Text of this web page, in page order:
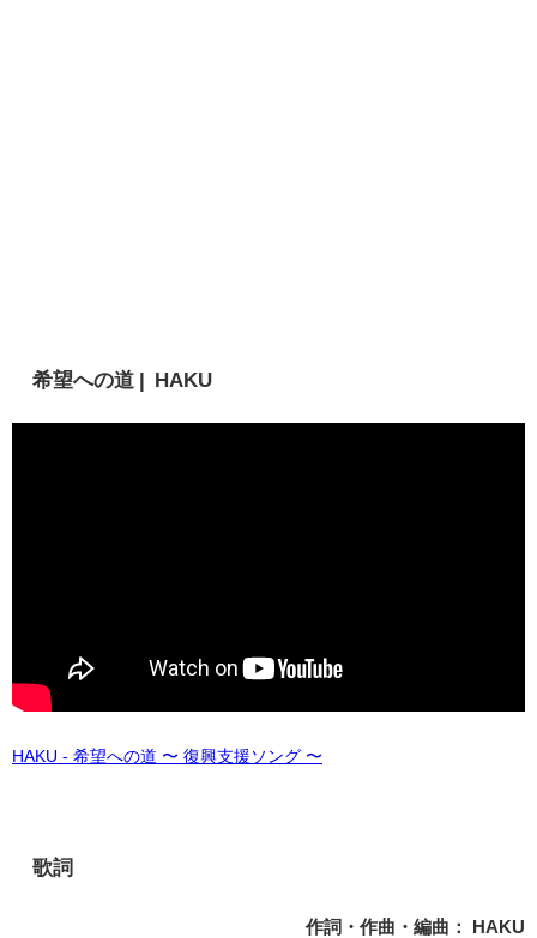
希望への道 | HAKU
HAKU - 希望への道 〜 復興支援ソング 〜
歌詞
作詞・作曲・編曲： HAKU